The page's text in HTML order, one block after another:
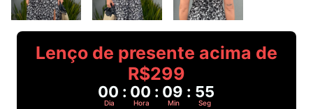
Lenço de presente acima de
R$299
00 : 00 : 09 : 55
Dia Hora Min Seg